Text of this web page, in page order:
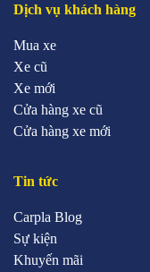
Dịch vụ khách hàng
Mua xe
Xe cũ
Xe mới
Cửa hàng xe cũ
Cửa hàng xe mới
Tin tức
Carpla Blog
Sự kiện
Khuyến mãi